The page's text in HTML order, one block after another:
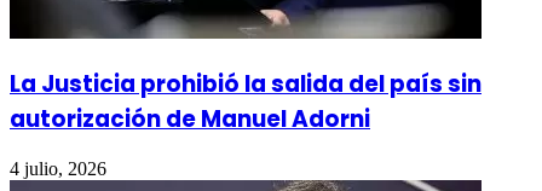
La Justicia prohibió la salida del país sin
autorización de Manuel Adorni
4 julio, 2026